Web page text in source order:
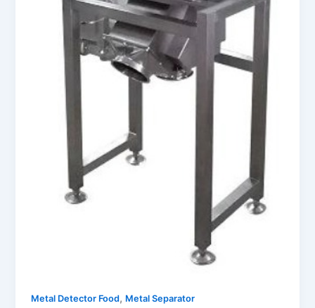
Metal Detector Food, Metal Separator